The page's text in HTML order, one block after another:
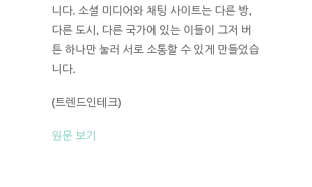
니다. 소셜 미디어와 채팅 사이트는 다른 방,
다른 도시, 다른 국가에 있는 이들이 그저 버
튼 하나만 눌러 서로 소통할 수 있게 만들었습
니다.
(트렌드인테크)
원문 보기